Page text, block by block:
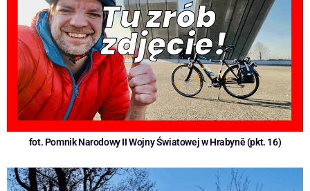
fot. Pomnik Narodowy II Wojny Światowej w Hrabyně (pkt. 16)